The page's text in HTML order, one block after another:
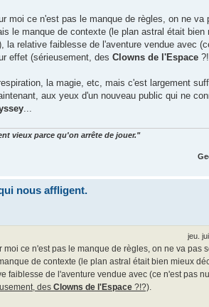
moi ce n'est pas le manque de règles, on ne va
le manque de contexte (le plan astral était bien
la relative faiblesse de l'aventure vendue avec
effet (sérieusement, des Clowns de l'Espace
la magie, etc, mais c'est largement
aux yeux d'un nouveau public qui ne
...
vieux parce qu'on arrête de jouer."
nous affligent.
jeu.
moi ce n'est pas le manque de règles, on ne va pas
de contexte (le plan astral était bien mieux
faiblesse de l'aventure vendue avec (ce n'est pas
des Clowns de l'Espace ?!?).